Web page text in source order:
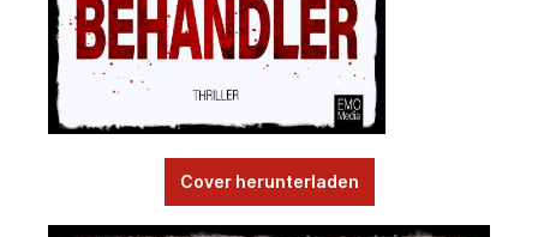
Cover herunterladen